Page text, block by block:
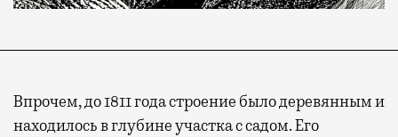
Впрочем, до 1811 года строение было деревянным и
находилось в глубине участка с садом. Его